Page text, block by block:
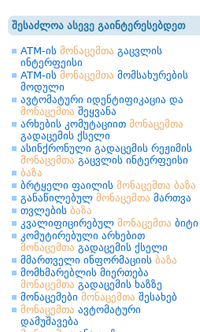
შესაძლოა ასევე გაინტერესებდეთ
ATM-ის მონაცემთა გაცვლის
ინტერფეისი
ATM-ის მონაცემთა მომსახურების
მოდული
ავტომატური იდენტიფიკაცია და
მონაცემთა შეყვანა
არხების კომუტაციით მონაცემთა
გადაცემის ქსელი
ასინქრონული გადაცემის რეჟიმის
მონაცემთა გაცვლის ინტერფეისი
ბაზა
ბრტყელი ფაილის მონაცემთა ბაზა
განაწილებულ მონაცემთა მართვა
თვლების ბაზა
კვალიფიცირებულ მონაცემთა ბიტი
კომუტირებული არხებით
მონაცემთა გადაცემის ქსელი
მმართველი ინფორმაციის ბაზა
მომხმარებლის მიერთება
მონაცემთა გადაცემის ხაზზე
მონაცემები მონაცემთა შესახებ
მონაცემთა ავტომატური
დამუშავება